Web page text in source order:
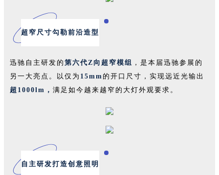
超窄尺寸勾勒前沿造型
迅驰自主研发的 第六代Z向超窄模组 ，是本届迅驰参展的
另一大亮点。以仅为 15mm 的开口尺寸，实现远近光输出
超1000lm， 满足如今越来越窄的大灯外观要求。
自主研发打造创意照明